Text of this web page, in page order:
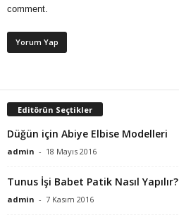
comment.
Editörün Seçtikler
Düğün için Abiye Elbise Modelleri
admin - 18 Mayıs 2016
Tunus İşi Babet Patik Nasıl Yapılır?
admin - 7 Kasım 2016